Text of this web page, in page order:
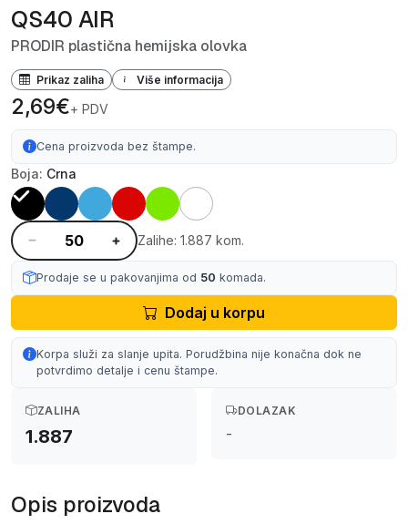
QS40 AIR
PRODIR plastična hemijska olovka
Prikaz zaliha Više informacija
2,69€+ PDV
Cena proizvoda bez štampe.
Boja: Crna
Zalihe: 1.887 kom.
Prodaje se u pakovanjima od 50 komada.
Dodaj u korpu
Korpa služi za slanje upita. Porudžbina nije konačna dok ne
potvrdimo detalje i cenu štampe.
ZALIHA
1.887
DOLAZAK
-
Opis proizvoda